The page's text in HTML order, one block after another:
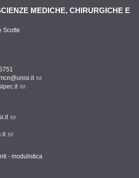
MEDICHE, CHIRURGICHE E
Scotte
- modulistica